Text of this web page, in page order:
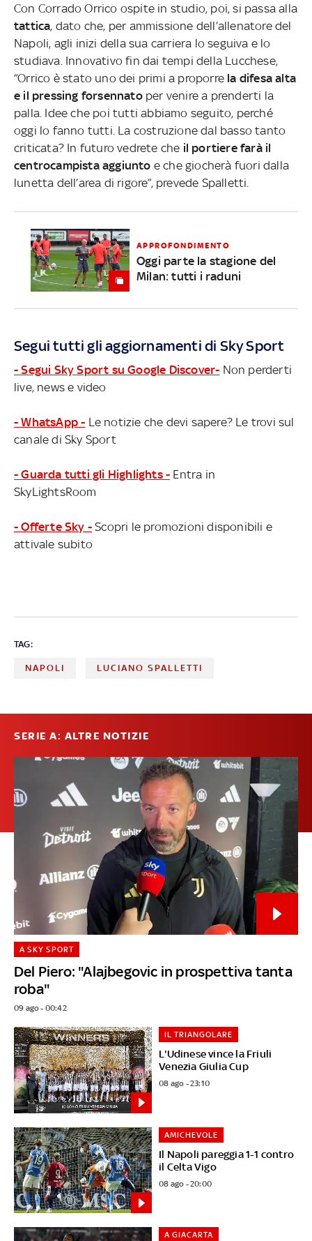
Con Corrado Orrico ospite in studio, poi, si passa alla
tattica, dato che, per ammissione dell’allenatore del
Napoli, agli inizi della sua carriera lo seguiva e lo
studiava. Innovativo fin dai tempi della Lucchese,
“Orrico è stato uno dei primi a proporre la difesa alta
e il pressing forsennatoper venire a prenderti la
palla. Idee che poi tutti abbiamo seguito, perché
oggi lo fanno tutti. La costruzione dal basso tanto
criticata? In futuro vedrete che il portiere farà il
centrocampista aggiunto e che giocherà fuori dalla
lunetta dell’area di rigore”, prevede Spalletti.
APPROFONDIMENTO
Oggi parte la stagione del
Milan: tutti i raduni
Segui tutti gli aggiornamenti di Sky Sport
- Segui Sky Sport su Google Discover- Non perderti
live, news e video
- WhatsApp - Le notizie che devi sapere? Le trovi sul
canale di Sky Sport
- Guarda tutti gli Highlights - Entra in
SkyLightsRoom
- Offerte Sky - Scopri le promozioni disponibili e
attivale subito
TAG:
NAPOLI LUCIANO SPALLETTI
SERIE A: ALTRE NOTIZIE
Del Piero: "Alajbegovic in prospettiva tanta
roba"
A SKY SPORT
09 ago - 00:42
L'Udinese vince la Friuli
Venezia Giulia Cup
IL TRIANGOLARE
08 ago - 23:10
Il Napoli pareggia 1-1 contro
il Celta Vigo
AMICHEVOLE
08 ago - 20:00
A GIACARTA